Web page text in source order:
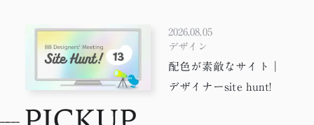
2026.08.05
デザイン
配色が素敵なサイト｜
デザイナーsite hunt!